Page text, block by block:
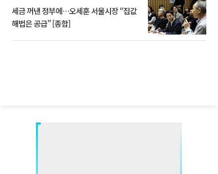
세금 꺼낸 정부에…오세훈 서울시장 “집값
해법은 공급” [종합]